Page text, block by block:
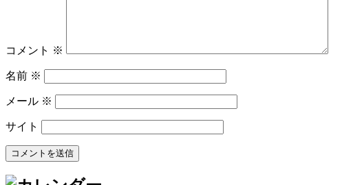
コメント ※
名前 ※
メール ※
サイト